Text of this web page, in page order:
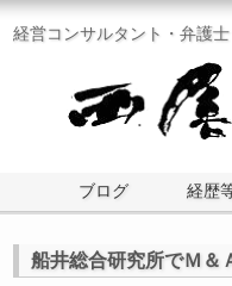
経営コンサルタント・弁護
ブログ 経歴
船井総合研究所でＭ＆